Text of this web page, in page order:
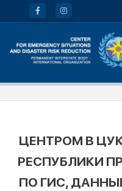
ЦЕНТРОМ В
РЕСПУБЛИКИ
ПО ГИС,